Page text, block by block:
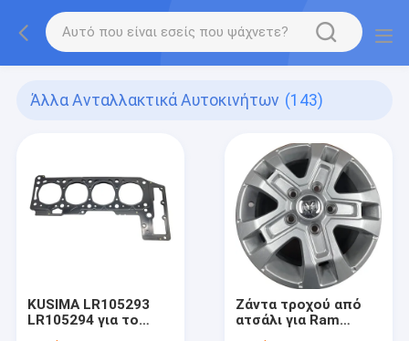
Άλλα Ανταλλακτικά Αυτοκινήτων (143)
KUSIMA LR105293
LR105294 για το
Ζάντα τροχού από
ατσάλι για Ram